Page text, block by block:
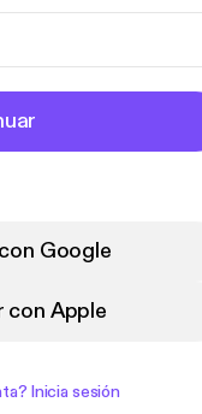
Google
con Apple
Inicia sesión